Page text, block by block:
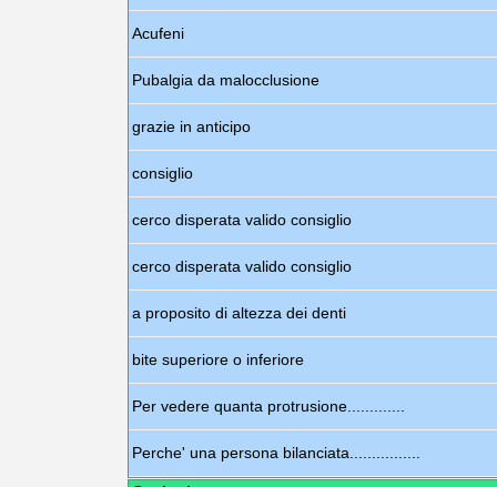
Acufeni
Pubalgia da malocclusione
grazie in anticipo
consiglio
cerco disperata valido consiglio
cerco disperata valido consiglio
a proposito di altezza dei denti
bite superiore o inferiore
Per vedere quanta protrusione.............
Perche' una persona bilanciata................